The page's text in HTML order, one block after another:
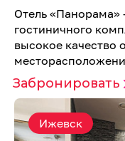
Отель «Панорама»
гостиничного
высокое качество
Забронировать
Ижевск